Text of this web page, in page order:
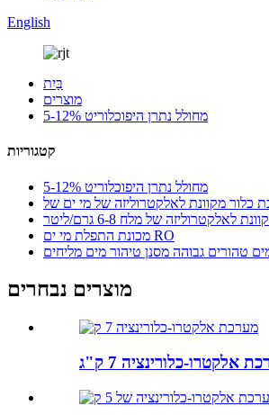
English
בַּיִת
מוצרים
מחולל נתרן היפוכלוריט 5-12%
קטגוריות
מחולל נתרן היפוכלוריט 5-12%
לאלקטרוליזה של מלח 6-8 גרם/ליטר
מכונת התפלת מי ים RO
טהורים גבוהה מסנן טיהור מים מליחים
מוצרים נבחרים